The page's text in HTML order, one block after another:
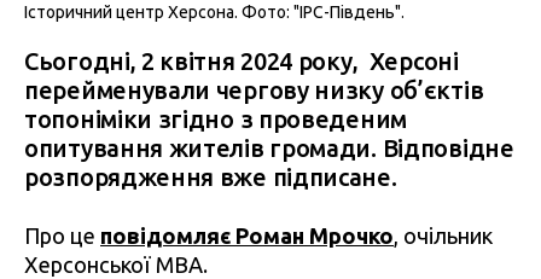
Історичний центр Херсона. Фото: "IPC-Південь".
Сьогодні, 2 квітня 2024 року, Херсоні
перейменували чергову низку об’єктів
топоніміки згідно з проведеним
опитування жителів громади. Відповідне
розпорядження вже підписане.
Про це повідомляє Роман Мрочко , очільник
Херсонської МВА.